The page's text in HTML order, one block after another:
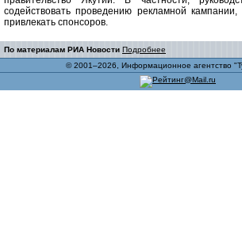
содействовать проведению рекламной кампании,
привлекать спонсоров.
По материалам РИА Новости Подробнее
© 2001–2026, Информационное агентство